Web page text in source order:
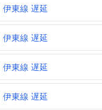
伊東線 遅延
伊東線 遅延
伊東線 遅延
伊東線 遅延